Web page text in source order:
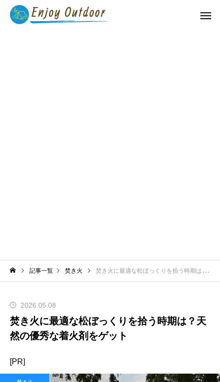
記事一覧 焚き火 焚き火に最適な松ぼっくりを拾う時期は？天然の優秀な着火剤をゲット
2026.05.08
焚き火に最適な松ぼっくりを拾う時期は？天
然の優秀な着火剤をゲット
[PR]